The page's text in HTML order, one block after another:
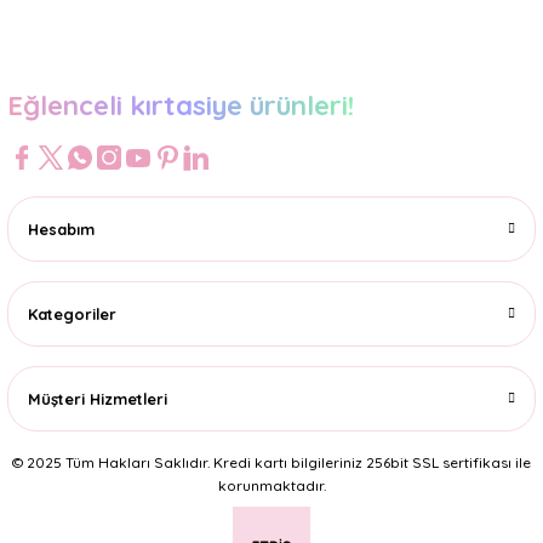
Eğlenceli kırtasiye ürünleri!
Hesabım
Kategoriler
Müşteri Hizmetleri
© 2025 Tüm Hakları Saklıdır. Kredi kartı bilgileriniz 256bit SSL sertifikası ile
korunmaktadır.